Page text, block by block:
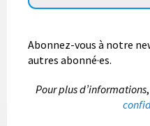
Abonnez-vous à notre
autres abonné·es.
Pour plus d’informations